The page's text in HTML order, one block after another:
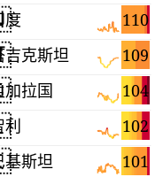
110
度
109
吉克斯坦
104
加拉国
102
利
101
基斯坦